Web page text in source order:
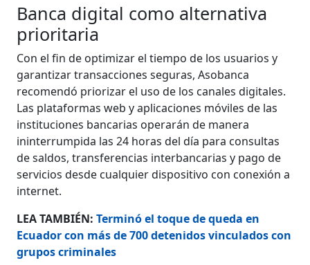
Banca digital como alternativa
prioritaria
Con el fin de optimizar el tiempo de los usuarios y
garantizar transacciones seguras, Asobanca
recomendó priorizar el uso de los canales digitales.
Las plataformas web y aplicaciones móviles de las
instituciones bancarias operarán de manera
ininterrumpida las 24 horas del día para consultas
de saldos, transferencias interbancarias y pago de
servicios desde cualquier dispositivo con conexión a
internet.
LEA TAMBIÉN:Terminó el toque de queda en
Ecuador con más de 700 detenidos vinculados con
grupos criminales